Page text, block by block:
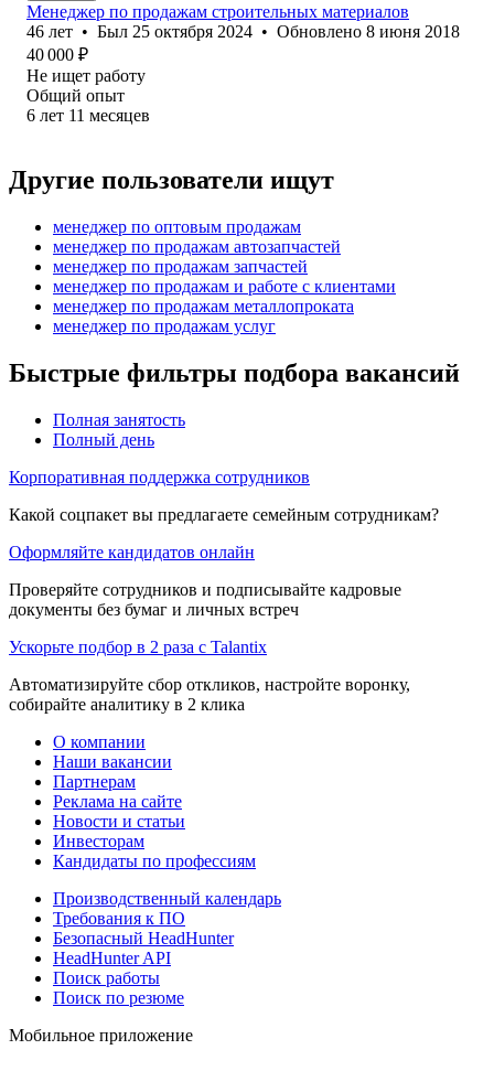
Менеджер по продажам строительных материалов
46 лет • Был 25 октября 2024 • Обновлено 8 июня 2018
40 000 ₽
Не ищет работу
Общий опыт
6 лет 11 месяцев
Другие пользователи ищут
менеджер по оптовым продажам
менеджер по продажам автозапчастей
менеджер по продажам запчастей
менеджер по продажам и работе с клиентами
менеджер по продажам металлопроката
менеджер по продажам услуг
Быстрые фильтры подбора вакансий
Полная занятость
Полный день
Корпоративная поддержка сотрудников
Какой соцпакет вы предлагаете семейным сотрудникам?
Оформляйте кандидатов онлайн
Проверяйте сотрудников и подписывайте кадровые
документы без бумаг и личных встреч
Ускорьте подбор в 2 раза с Talantix
Автоматизируйте сбор откликов, настройте воронку,
собирайте аналитику в 2 клика
О компании
Наши вакансии
Партнерам
Реклама на сайте
Новости и статьи
Инвесторам
Кандидаты по профессиям
Производственный календарь
Требования к ПО
Безопасный HeadHunter
HeadHunter API
Поиск работы
Поиск по резюме
Мобильное приложение